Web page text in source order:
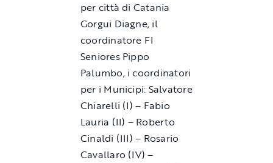
per città di Catania
Gorgui Diagne, il
coordinatore FI
Seniores Pippo
Palumbo, i coordinatori
per i Municipi: Salvatore
Chiarelli (I) – Fabio
Lauria (II) – Roberto
Cinaldi (III) – Rosario
Cavallaro (IV) –